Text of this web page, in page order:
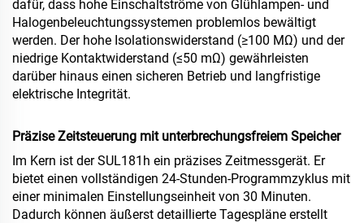
dafür, dass hohe Einschaltströme von Glühlampen- und
Halogenbeleuchtungssystemen problemlos bewältigt
werden. Der hohe Isolationswiderstand (≥100 MΩ) und der
niedrige Kontaktwiderstand (≤50 mΩ) gewährleisten
darüber hinaus einen sicheren Betrieb und langfristige
elektrische Integrität.
Präzise Zeitsteuerung mit unterbrechungsfreiem Speicher
Im Kern ist der SUL181h ein präzises Zeitmessgerät. Er
bietet einen vollständigen 24-Stunden-Programmzyklus mit
einer minimalen Einstellungseinheit von 30 Minuten.
Dadurch können äußerst detaillierte Tagespläne erstellt